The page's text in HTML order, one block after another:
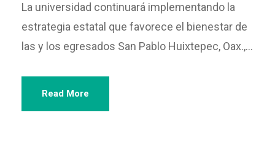
La universidad continuará implementando la
estrategia estatal que favorece el bienestar de
las y los egresados San Pablo Huixtepec, Oax.,...
Read More